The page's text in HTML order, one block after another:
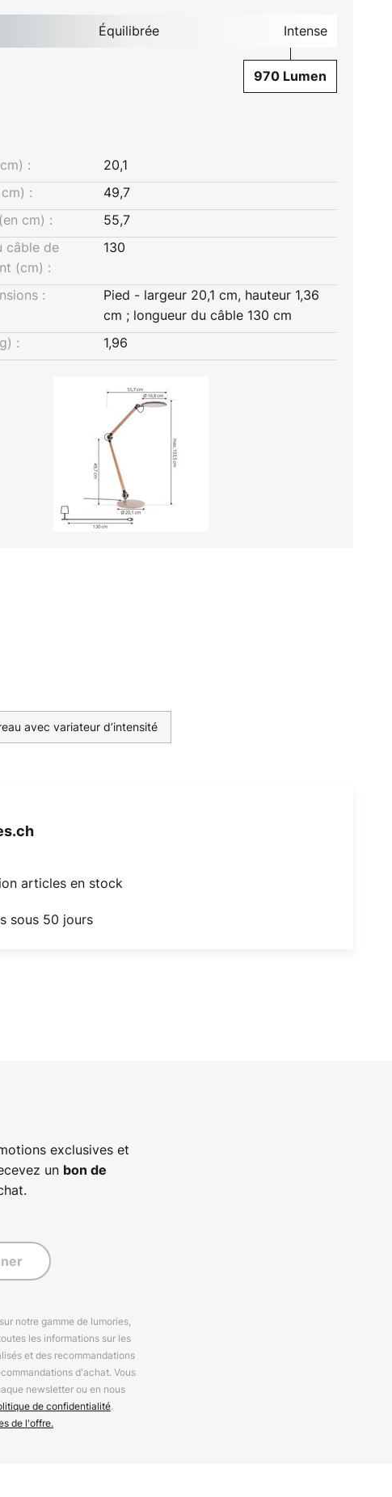
Équilibrée Intense
970 Lumen
:
20,1
:
49,7
cm) :
55,7
câble de
(cm) :
130
:
Pied - largeur 20,1 cm, hauteur 1,36
cm ; longueur du câble 130 cm
:
1,96
avec variateur d’intensité
articles en stock
sous 50 jours
exclusives et
un bon de
notre gamme de lumories,
les informations sur les
et des recommandations
d'achat. Vous
newsletter ou en nous
de confidentialité.
de l'offre.